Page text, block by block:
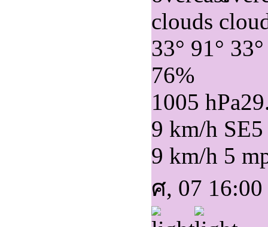
33° 91° 33°
76%
1005 hPa
9 km/h SE
9 km/h 5
ศ, 07 16:00